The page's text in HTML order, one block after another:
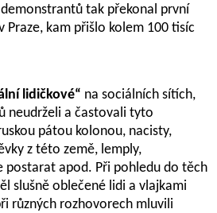
tak překonal první
Praze, kam přišlo kolem 100 tisíc
lidičkové“ na sociálních sítích,
neudrželi a častovali tyto
pátou kolonou, nacisty,
z této země, lemply,
postarat apod. Při pohledu do těch
slušně oblečené lidi a vlajkami
různých rozhovorech mluvili